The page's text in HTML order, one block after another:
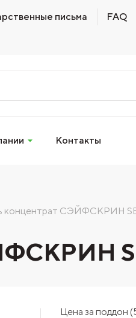
письма FAQ
Контакты
концентрат СЭЙФСКРИН
Цена за поддон